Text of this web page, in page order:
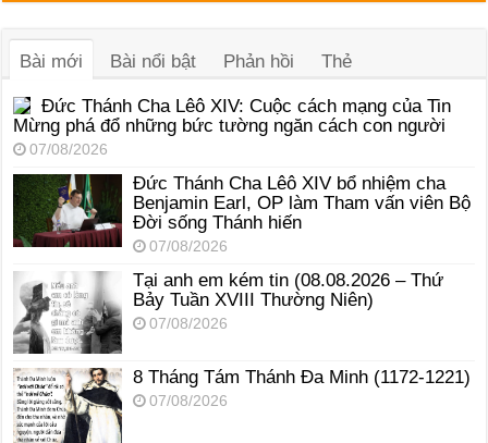
Bài mới Bài nổi bật Phản hồi Thẻ
Đức Thánh Cha Lêô XIV: Cuộc cách mạng của Tin
Mừng phá đổ những bức tường ngăn cách con người
07/08/2026
Đức Thánh Cha Lêô XIV bổ nhiệm cha
Benjamin Earl, OP làm Tham vấn viên Bộ
Đời sống Thánh hiến
07/08/2026
Tại anh em kém tin (08.08.2026 – Thứ
Bảy Tuần XVIII Thường Niên)
07/08/2026
8 Tháng Tám Thánh Ða Minh (1172-1221)
07/08/2026